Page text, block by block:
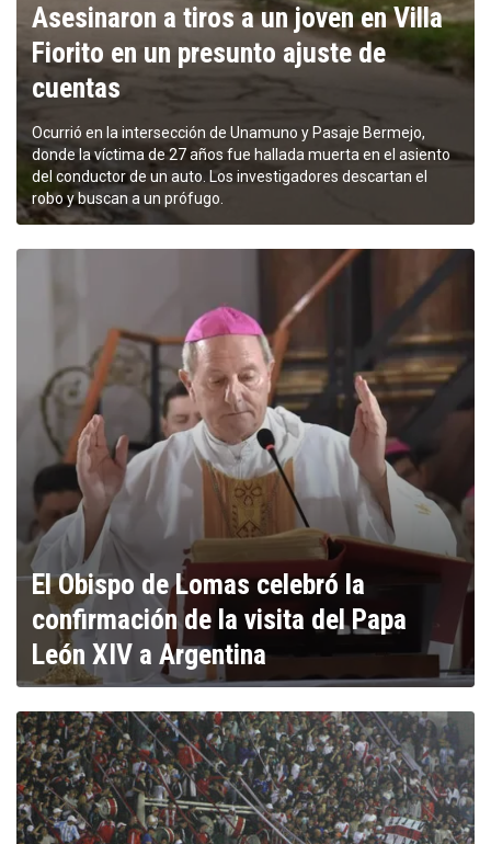
Asesinaron a tiros a un joven en Villa
Fiorito en un presunto ajuste de
cuentas
Ocurrió en la intersección de Unamuno y Pasaje Bermejo,
donde la víctima de 27 años fue hallada muerta en el asiento
del conductor de un auto. Los investigadores descartan el
robo y buscan a un prófugo.
El Obispo de Lomas celebró la
confirmación de la visita del Papa
León XIV a Argentina